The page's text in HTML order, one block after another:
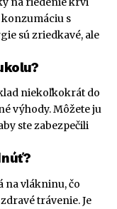
s
sú zriedkavé, ale
niekoľkokrát do
výhody. Môžete ju
ste zabezpečili
na vlákninu, čo
trávenie. Je